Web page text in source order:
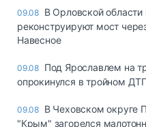
09.08 В Орловской области
реконструируют мост
Навесное
09.08 Под Ярославлем на
опрокинулся в тройном
09.08 В Чеховском округе
"Крым" загорелся